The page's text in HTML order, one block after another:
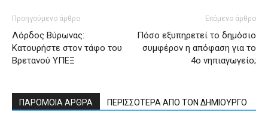
Προηγούμενο άρθρο
Λόρδος Βύρωνας:
Κατουρήστε στον τάφο του
Βρετανού ΥΠΕΞ
Επόμενο άρθρο
Πόσο εξυπηρετεί το δημόσιο
συμφέρον η απόφαση για το
4ο νηπιαγωγείο;
ΠΑΡΟΜΟΙΑ ΑΡΘΡΑ ΠΕΡΙΣΣΟΤΕΡΑ ΑΠΟ ΤΟΝ ΔΗΜΙΟΥΡΓΟ